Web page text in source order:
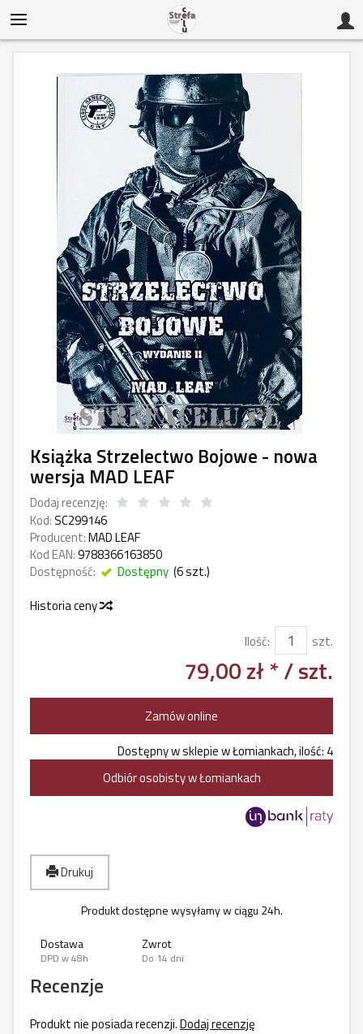
Książka Strzelectwo Bojowe - nowa
wersja MAD LEAF
Dodaj recenzję:
Kod:SC299146
Producent:MAD LEAF
Kod EAN:9788366163850
Dostępność:
Dostępny (6szt.)
Historia ceny
Ilość:
szt.
79,00 zł */ szt.
Zamów online
Dostępny w sklepie w Łomiankach, ilość: 4
Odbiór osobisty w Łomiankach
Drukuj
Produkt dostępne wysyłamy w ciągu 24h.
Dostawa
DPD w 48h
Zwrot
Do 14 dni
Recenzje
Produkt nie posiada recenzji.Dodaj recenzję